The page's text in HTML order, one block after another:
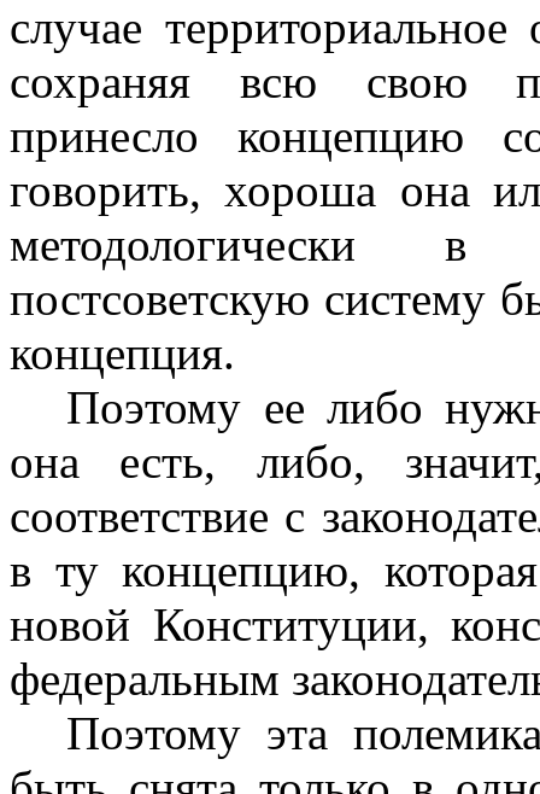
случае
сохраняя всю свою
принесло концепцию
говорить, хороша она
методологически
постсоветскую систему
концепция.
Поэтому ее либо
она есть, либо,
соответствие с
в ту концепцию,
новой Конституции,
федеральным
Поэтому эта